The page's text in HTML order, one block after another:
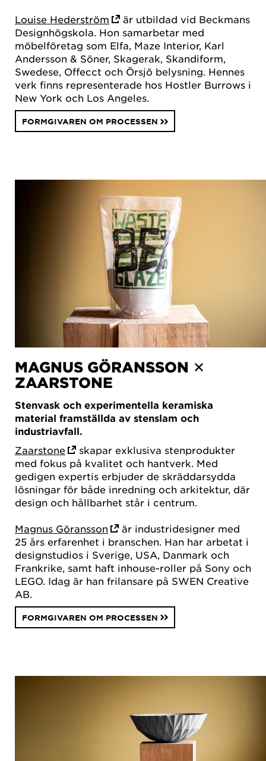
Louise Hederström
är utbildad vid Beckmans
Designhögskola. Hon samarbetar med
möbelföretag som Elfa, Maze Interior, Karl
Andersson & Söner, Skagerak, Skandiform,
Swedese, Offecct och Örsjö belysning. Hennes
verk finns representerade hos Hostler Burrows i
New York och Los Angeles.
FORMGIVAREN OM PROCESSEN
MAGNUS GÖRANSSON ✕
ZAARSTONE
Stenvask och experimentella keramiska
material framställda av stenslam och
industriavfall.
Zaarstone
skapar exklusiva stenprodukter
med fokus på kvalitet och hantverk. Med
gedigen expertis erbjuder de skräddarsydda
lösningar för både inredning och arkitektur, där
design och hållbarhet står i centrum.
Magnus Göransson
är industridesigner med
25 års erfarenhet i branschen. Han har arbetat i
designstudios i Sverige, USA, Danmark och
Frankrike, samt haft inhouse-roller på Sony och
LEGO. Idag är han frilansare på SWEN Creative
AB.
FORMGIVAREN OM PROCESSEN